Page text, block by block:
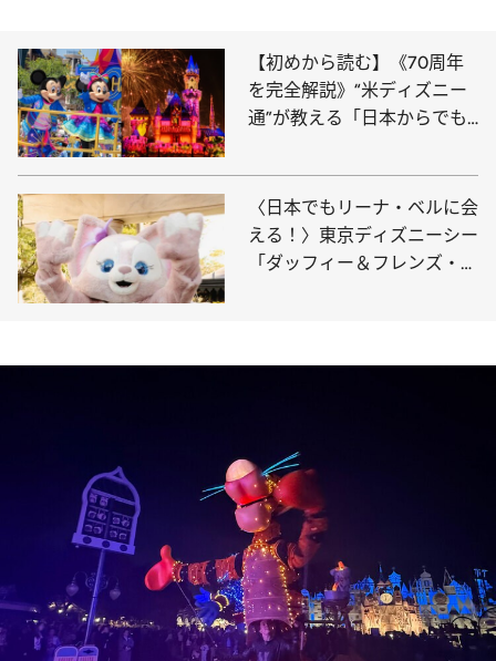
【初めから読む】《70周年
を完全解説》“米ディズニー
通”が教える「日本からでも
レード復活、グッズ、豪華す
ぎるビジュアル…
〈日本でもリーナ・ベルに会
える！〉東京ディズニーシー
「ダッフィー＆フレンズ・ワ